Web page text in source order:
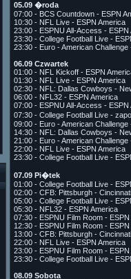
05.09 �roda
07:00 - BCS Countdown - ESPN
10:30 - NFL Live - ESPN America
23:00 - ESPNU All-Access - ESPN
23:30 - College Football Live -
23:30 - Euro - American Challenge
06.09 Czwartek
01:00 - NFL Kickoff - ESPN
01:30 - NFL Live - ESPN America
02:30 - NFL: Dallas Cowboys -
06:00 - NFL32 - ESPN America
07:00 - ESPNU All-Access - ESPN
07:30 - College Football Live -
09:00 - Euro - American Challenge
14:30 - NFL: Dallas Cowboys -
21:00 - Euro - American Challenge
22:00 - NFL Live - ESPN America
23:30 - College Football Live -
07.09 Pi�tek
01:00 - College Football Live -
02:00 - CFB: Pittsburgh -
05:00 - College Football Live -
05:30 - NFL32 - ESPN America
07:30 - ESPNU Film Room - ESPN
12:30 - ESPNU Film Room - ESPN
13:00 - CFB: Pittsburgh -
22:00 - NFL Live - ESPN America
23:00 - ESPNU Film Room - ESPN
23:30 - College Football Live -
08.09 Sobota